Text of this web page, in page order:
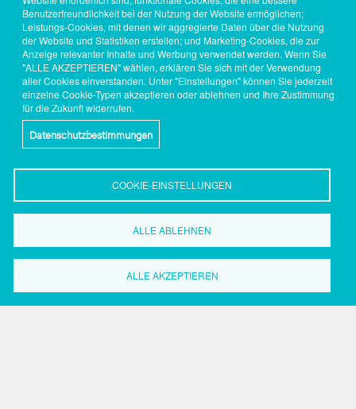
Benutzerfreundlichkeit bei der Nutzung der Website ermöglichen;
Leistungs-Cookies, mit denen wir aggregierte Daten über die Nutzung
der Website und Statistiken erstellen; und Marketing-Cookies, die zur
Anzeige relevanter Inhalte und Werbung verwendet werden. Wenn Sie
"ALLE AKZEPTIEREN" wählen, erklären Sie sich mit der Verwendung
aller Cookies einverstanden. Unter "Einstellungen" können Sie jederzeit
einzelne Cookie-Typen akzeptieren oder ablehnen und Ihre Zustimmung
für die Zukunft widerrufen.
Datenschutzbestimmungen
COOKIE-EINSTELLUNGEN
ALLE ABLEHNEN
ALLE AKZEPTIEREN
Wirtschaftsförderung
Dortmund
44147 Dortmund
Tel.: 0231.50 2 20 59